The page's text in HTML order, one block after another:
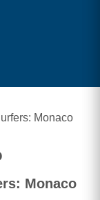
Monaco
Monaco